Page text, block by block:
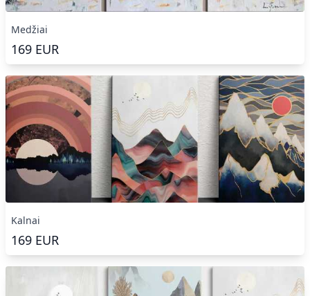
Medžiai
169 EUR
Kalnai
169 EUR